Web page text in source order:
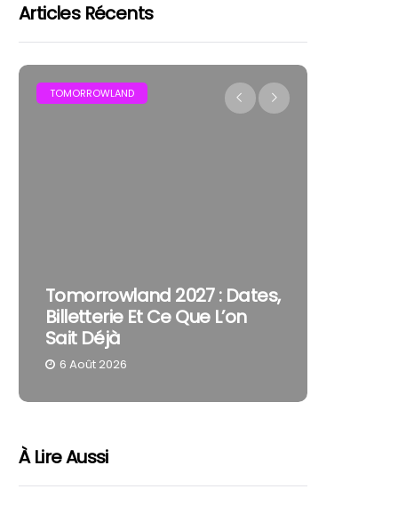
Articles Récents
TOMORROWLAND
Tomorrowland 2027 : Dates,
Billetterie Et Ce Que L’on
Sait Déjà
6 Août 2026
À Lire Aussi